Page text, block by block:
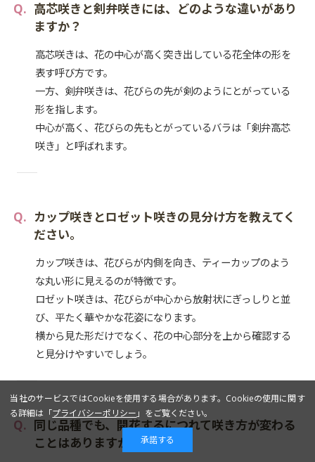
高芯咲きと剣弁咲きには、どのような違いがあり
ますか？
高芯咲きは、花の中心が高く突き出している花全体の形を
表す呼び方です。
一方、剣弁咲きは、花びらの先が剣のようにとがっている
形を指します。
中心が高く、花びらの先もとがっているバラは「剣弁高芯
咲き」と呼ばれます。
カップ咲きとロゼット咲きの見分け方を教えてく
ださい。
カップ咲きは、花びらが内側を向き、ティーカップのよう
な丸い形に見えるのが特徴です。
ロゼット咲きは、花びらが中心から放射状にぎっしりと並
び、平たく華やかな花姿になります。
横から見た形だけでなく、花の中心部分を上から確認する
と見分けやすいでしょう。
同じ品種でも、開花するにつれて咲き方が変わる
ことはありますか？
当社のサービスではCookieを使用する場合があります。Cookieの使用に関す
る詳細は「プライバシーポリシー 」をご覧ください。
承諾する